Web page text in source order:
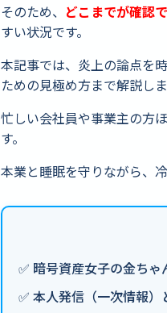
そのため、 どこまでが確認
すい状況です。
本記事では、炎上の論点を
ための見極め方まで解説しま
忙しい会社員や事業主の方ほ
す。
本業と睡眠を守りながら、
✅ 暗号資産女子の金ち
✅ 本人発信（一次情報